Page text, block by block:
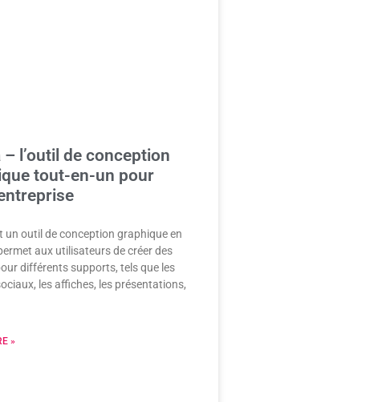
– l’outil de conception
tout-en-un pour
un outil de conception graphique en
aux utilisateurs de créer des
différents supports, tels que les
les affiches, les présentations,
»